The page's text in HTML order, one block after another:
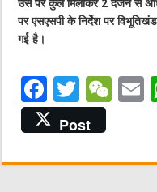
उस पर कुल मिलाकर 2 दर्जन से
पर एसएसपी के निर्देश पर
गई है।
F
a
c
e
T
w
it
te
W
h l
Post